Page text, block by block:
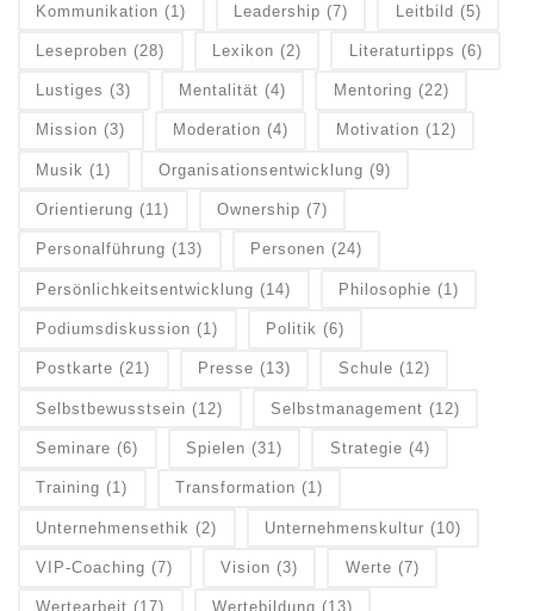
Kommunikation (1) Leadership (7) Leitbild (5)
Leseproben (28) Lexikon (2) Literaturtipps (6)
Lustiges (3) Mentalität (4) Mentoring (22)
Mission (3) Moderation (4) Motivation (12)
Musik (1) Organisationsentwicklung (9)
Orientierung (11) Ownership (7)
Personalführung (13) Personen (24)
Persönlichkeitsentwicklung (14) Philosophie (1)
Podiumsdiskussion (1) Politik (6)
Postkarte (21) Presse (13) Schule (12)
Selbstbewusstsein (12) Selbstmanagement (12)
Seminare (6) Spielen (31) Strategie (4)
Training (1) Transformation (1)
Unternehmensethik (2) Unternehmenskultur (10)
VIP-Coaching (7) Vision (3) Werte (7)
Wertearbeit (17) Wertebildung (13)